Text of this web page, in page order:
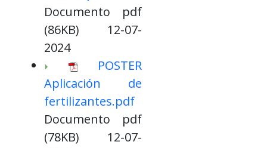
Documento pdf
(86KB) 12-07-
2024
POSTER
Aplicación de
fertilizantes.pdf
Documento pdf
(78KB) 12-07-